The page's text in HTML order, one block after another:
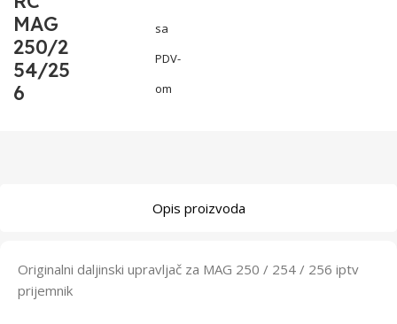
MAG
250/2
54/25
6
sa
PDV-
om
Opis proizvoda
Originalni daljinski upravljač za MAG 250 / 254 / 256 iptv
prijemnik